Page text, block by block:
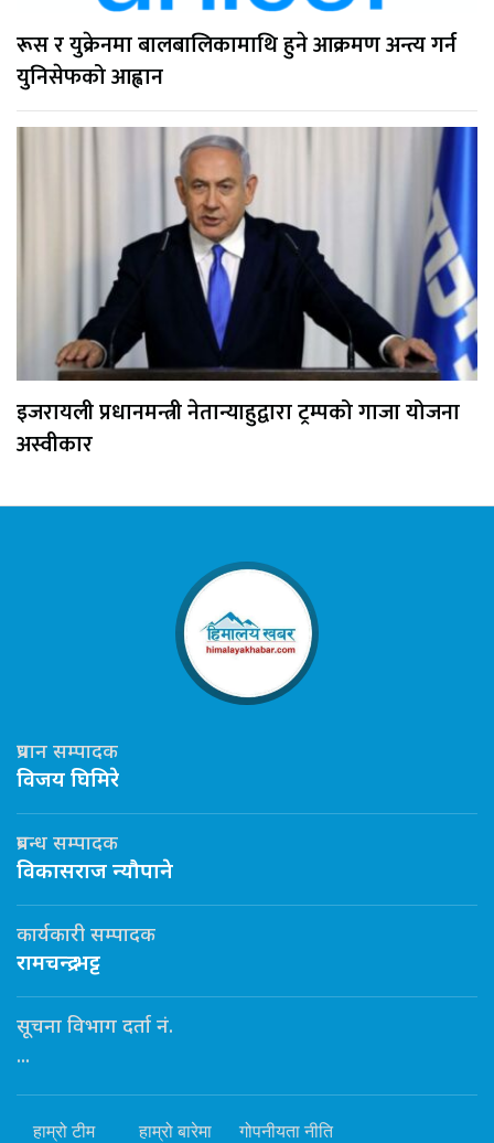
रूस र युक्रेनमा बालबालिकामाथि हुने आक्रमण अन्त्य गर्न
युनिसेफको आह्वान
इजरायली प्रधानमन्त्री नेतान्याहुद्वारा ट्रम्पको गाजा योजना
अस्वीकार
प्रधान सम्पादक
विजय घिमिरे
प्रबन्ध सम्पादक
विकासराज न्यौपाने
कार्यकारी सम्पादक
रामचन्द्र भट्ट
सूचना विभाग दर्ता नं.
...
हाम्रो टीम हाम्रो बारेमा गोपनीयता नीति